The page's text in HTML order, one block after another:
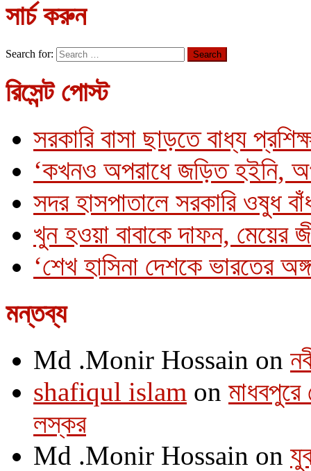
সার্চ করুন
Search for:
রিসেন্ট পোস্ট
সরকারি বাসা ছাড়তে বাধ্য
‘কখনও অপরাধে জড়িত হইনি,
সদর হাসপাতালে সরকারি ওষুধ
খুন হওয়া বাবাকে দাফন, মেয়ের
‘শেখ হাসিনা দেশকে ভারতের
মন্তব্য
Md .Monir Hossain on
shafiqul islam on
লস্কর
Md .Monir Hossain on